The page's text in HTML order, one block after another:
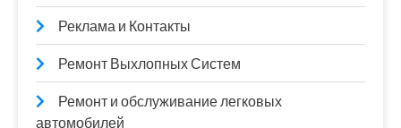
Реклама и Контакты
Ремонт Выхлопных Систем
Ремонт и обслуживание легковых
автомобилей